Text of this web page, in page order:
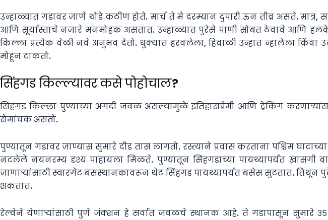
उन्हाळ्यात गडावर जाणे थोडे कठीण होते. मार्च ते मे दरम्यान दुपारी ऊन तीव्र असते.
आणि सूर्यास्ताचे नजारे मनमोहक असतात. उन्हाळ्यात पुरेसे पाणी सोबत ठेवावे आणि
किल्ला प्रत्येक वेळी नवे अनुभव देतो. धुक्यात हरवलेला, हिवाळी उन्हात न्हालेला किंवा
मोहून टाकतो.
सिंहगड किल्ल्यावर कसे पोहोचाल?
सिंहगड किल्ला पुण्याच्या अगदी जवळ असल्यामुळे इतिहासप्रेमी आणि ट्रेकिंग
रोमांचक असतो.
पुण्यातून गडावर जाण्यास सुमारे दीड तास लागतो. रस्त्याने प्रवास करताना पश्चिम
नटलेले नयनरम्य दृश्य पाहायला मिळते. पुण्यातून सिंहगडाच्या पायथ्यापर्यंत
जाणाऱ्यांसाठी स्वारगेट बसस्थानकावरून थेट सिंहगड पायथ्यापर्यंत बसेस सुटतात. तिथून
शकतात.
रेल्वेने येणाऱ्यांसाठी पुणे जंक्शन हे सर्वात जवळचे स्थानक आहे. ते गडापासून सुमारे